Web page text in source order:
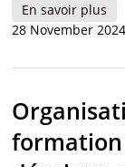
En savoir plus
28 November 2024
formation